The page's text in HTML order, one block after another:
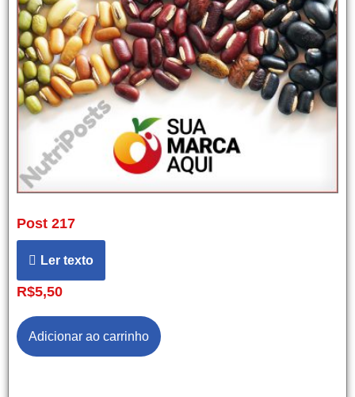
Post 217
Ler texto
R$5,50
Adicionar ao carrinho